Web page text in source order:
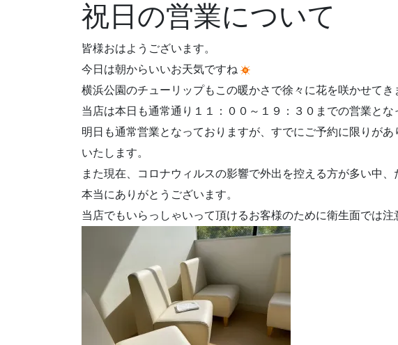
祝日の営業について
皆様おはようございます。
今日は朝からいいお天気ですね
横浜公園のチューリップもこの暖かさで徐々に花を咲かせてき
当店は本日も通常通り１１：００～１９：３０までの営業とな
明日も通常営業となっておりますが、すでにご予約に限りが
いたします。
また現在、コロナウィルスの影響で外出を控える方が多い中、
本当にありがとうございます。
当店でもいらっしゃいって頂けるお客様のために衛生面では注